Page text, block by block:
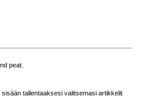
peat.
tallentaaksesi valitsemasi artikkelit